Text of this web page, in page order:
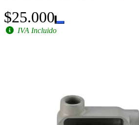
$25.000
IVA Incluido